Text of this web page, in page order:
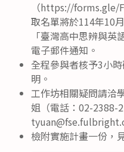
（https://forms.gle/
取名單將於114年10
「臺灣高中思辨與
電子郵件通知。
全程參與者核予3小
明。
工作坊相關疑問請洽
姐（電話：02-2388-
檢附實施計畫一份，